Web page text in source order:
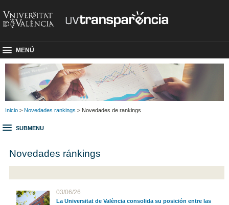
MENÚ
Inicio > Novedades rankings > Novedades de rankings
SUBMENU
Novedades ránkings
03/06/26
La Universitat de València consolida su posición entre las